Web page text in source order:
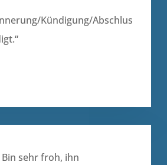
Kündigung/Abschlus
sehr froh, ihn